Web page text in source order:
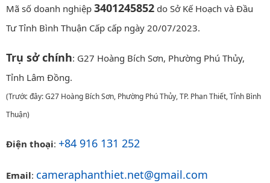
Mã số doanh nghiệp 3401245852 do Sở Kế Hoạch và Đầu
Tư Tỉnh Bình Thuận Cấp cấp ngày 20/07/2023.
Trụ sở chính: G27 Hoàng Bích Sơn, Phường Phú Thủy,
Tỉnh Lâm Đồng.
(Trước đây: G27 Hoàng Bích Sơn, Phường Phú Thủy, TP. Phan Thiết, Tỉnh Bình
Thuận)
Điện thoại: +84 916 131 252
Email: cameraphanthiet.net@gmail.com